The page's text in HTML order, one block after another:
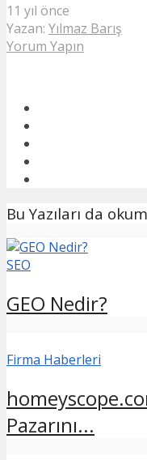
11 yıl önce
Yazan: Yılmaz Barış
Yorum Yapın
Bu Yazıları da
SEO
GEO Nedir?
Firma Haberleri
Pazarını...